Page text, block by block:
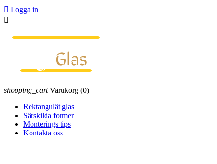
 Logga in

shopping_cart Varukorg (0)
Rektangulät glas
Särskilda former
Monterings tips
Kontakta oss